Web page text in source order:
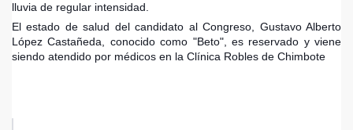
lluvia de regular intensidad.
El estado de salud del candidato al Congreso, Gustavo Alberto
López Castañeda, conocido como "Beto", es reservado y viene
siendo atendido por médicos en la Clínica Robles de Chimbote
mercado hace 10 meses
39%